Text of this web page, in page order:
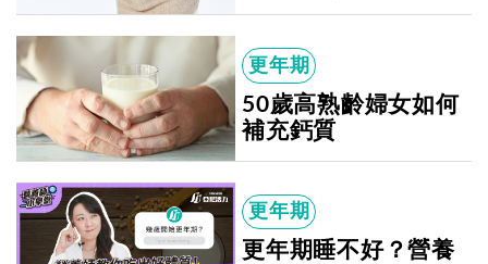
更年期
50歲高熟齡婦女如何
補充鈣質
更年期
更年期睡不好？營養